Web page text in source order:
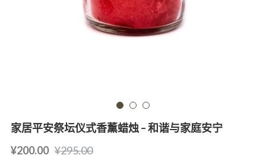
家居平安祭坛仪式香薰蜡烛 – 和谐与家庭安宁
¥200.00 ¥295.00